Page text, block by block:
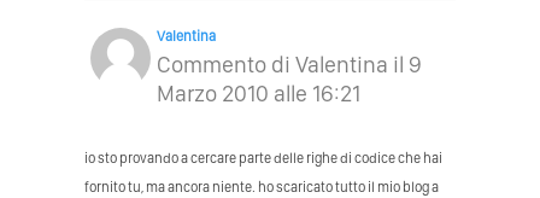
Valentina
Commento di Valentina il 9
Marzo 2010 alle 16:21
io sto provando a cercare parte delle righe di codice che hai
fornito tu, ma ancora niente. ho scaricato tutto il mio blog a